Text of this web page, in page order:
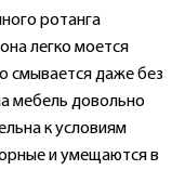
ротанга
легко моется
смывается даже без
мебель довольно
к условиям
и умещаются в